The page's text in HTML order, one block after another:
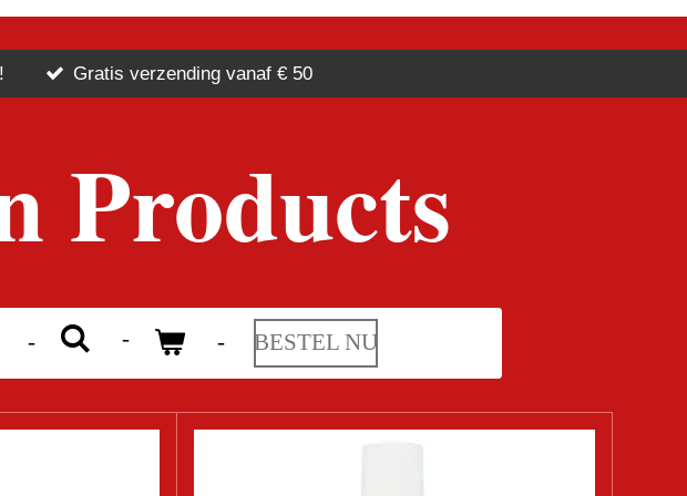
Gratis verzending vanaf € 50
Products
BESTEL NU